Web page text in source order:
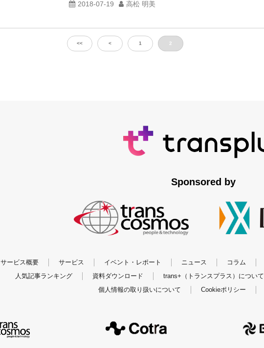
2018-07-19 高松 明美
<< < 1 2
Sponsored by
サービス概要 サービス イベント・レポート ニュース コラム
人気記事ランキング
資料ダウンロード trans+（トランスプラス）について
個人情報の取り扱いについて
Cookieポリシー